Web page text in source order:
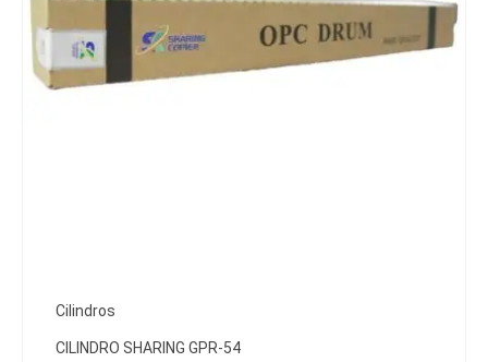
Cilindros
CILINDRO SHARING GPR-54